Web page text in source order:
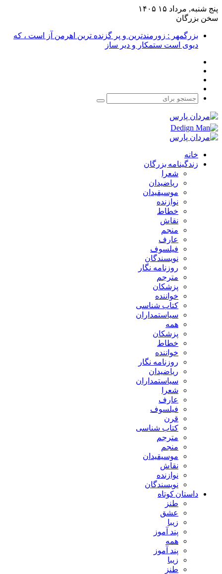
پنج شنبه, مرداد ۱۵ ۱۴۰۵
سخن بزرگان
بزرگمهر : زورمندترین و پر گزنده ترین اهرمن آز است ، که
دیوی است ستمکار و دیر ساز
جستجو
خانه
زندگینامه بزرگان
شعرا
ریاضیدان
موسیقیدان
نوازنده
خطاط
نقاش
منجم
عارف
فیلسوف
نویسندگان
روزنامه نگار
مترجم
پزشکان
خواننده
کتاب شناسی
سیاستمداران
همه
پزشکان
خطاط
خواننده
روزنامه نگار
ریاضیدان
سیاستمداران
شعرا
عارف
فیلسوف
قرن
کتاب شناسی
مترجم
منجم
موسیقیدان
نقاش
نوازنده
نویسندگان
داستان کوتاه
طنز
عشق
زیبا
پند آموز
همه
پند آموز
زیبا
طنز